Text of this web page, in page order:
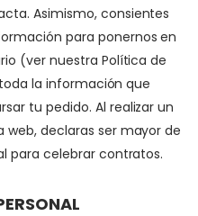
Asimismo, consientes
para ponernos en
(ver nuestra Política de
la información que
tu pedido. Al realizar un
declaras ser mayor de
para celebrar contratos.